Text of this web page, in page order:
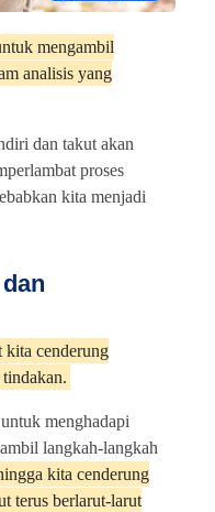
mengambil
analisis yang
dan takut akan
proses
kita menjadi
cenderung
menghadapi
langkah-langkah
kita cenderung
terus berlarut-larut